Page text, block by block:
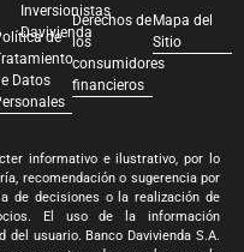
Inversionistas
Davivienda
de
Datos
Derechos de
los
consumidores
financieros
Mapa del
Sitio
informativo e ilustrativo, por lo
recomendación o sugerencia por
de decisiones o la realización de
El uso de la información
usuario. Banco Davivienda S.A.